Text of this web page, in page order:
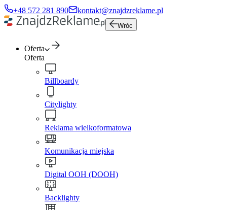
+48 572 281 890 kontakt@znajdzreklame.pl
Wróc
Oferta
Oferta
Billboardy
Citylighty
Reklama wielkoformatowa
Komunikacja miejska
Digital OOH (DOOH)
Backlighty